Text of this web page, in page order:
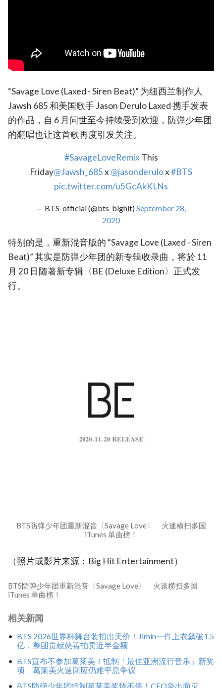
“Savage Love (Laxed - Siren Beat)” 为纽西兰制作人
Jawsh 685 和美国歌手 Jason Derulo Laxed 携手发表
的作品，自 6 月问世至今持续受到欢迎，防弹少年团
的翻唱也让这首歌再度引发关注。
#SavageLoveRemixThis
Friday@Jawsh_685x@jasonderulox#BTS
pic.twitter.com/u5GcAkKLNs
— BTS_official (@bts_bighit)September 28,
2020
特别的是，重新混音版的 “Savage Love (Laxed - Siren
Beat)” 其实是防弹少年团的新专辑收录曲，将於 11
月 20 日随著新专辑〈BE (Deluxe Edition〉正式发
行。
BTS防弹少年团重新混音〈Savage Love〉 火速横扫多国
iTunes 单曲榜！
（照片或影片来源：Big Hit Entertainment）
BTS防弹少年团重新混音〈Savage Love〉 火速横扫多国
iTunes 单曲榜！
相关新闻
BTS 2026世界杯舞台装拍出天价！Jimin一件上衣飙破1.5
亿，整团贡献慈善拍卖近半金额
BTS宣布不参加葛莱美！抵制「最佳亚洲流行音乐」新奖
项 葛莱美火速回应仍难平息争议
BTS防弹少年团抵制葛莱美奖烧不停！CEO急出面灭